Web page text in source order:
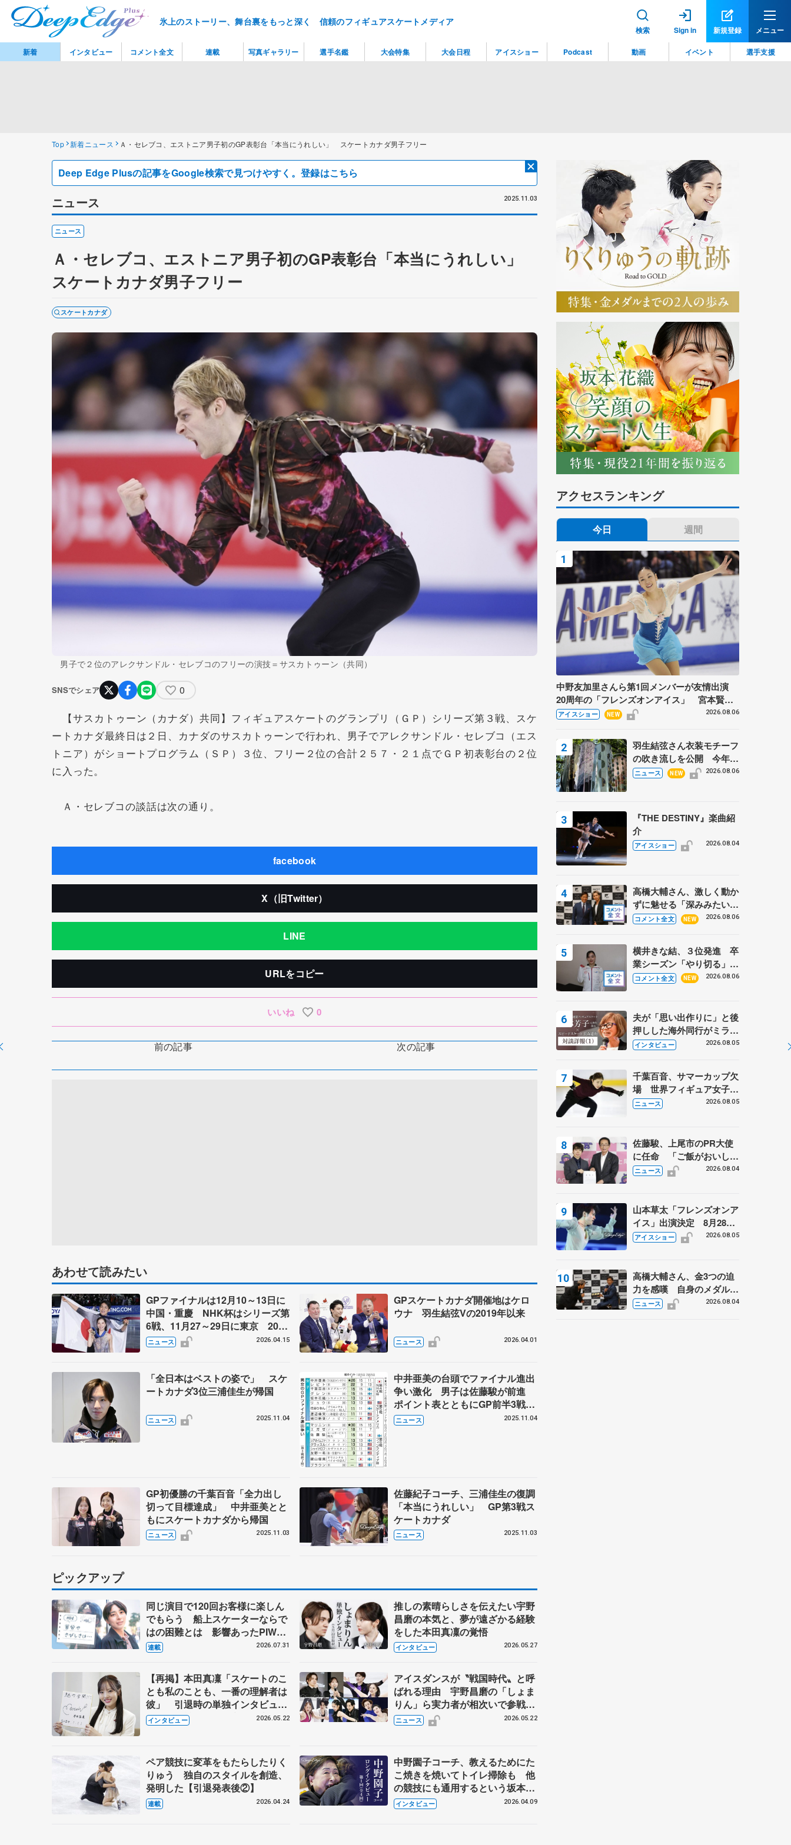
氷上のストーリー、舞台裏をもっと深く 信頼のフィギュアスケートメディア
検索 Sign in 新規登録 メニュー
Top 新着ニュース Ａ・セレブコ、エストニア男子初のGP表彰台「本当にうれしい」 スケートカナダ男子フリー
Deep Edge Plusの記事をGoogle検索で見つけやすく。登録はこちら
ニュース 2025.11.03
ニュース
Ａ・セレブコ、エストニア男子初のGP表彰台「本当にうれしい」
スケートカナダ男子フリー
スケートカナダ
男子で２位のアレクサンドル・セレブコのフリーの演技＝サスカトゥーン（共同）
SNSでシェア 0
【サスカトゥーン（カナダ）共同】フィギュアスケートのグランプリ（ＧＰ）シリーズ第３戦、スケ
ートカナダ最終日は２日、カナダのサスカトゥーンで行われ、男子でアレクサンドル・セレブコ（エス
トニア）がショートプログラム（ＳＰ）３位、フリー２位の合計２５７・２１点でＧＰ初表彰台の２位
に入った。
Ａ・セレブコの談話は次の通り。
facebook
X（旧Twitter）
LINE
URLをコピー
いいね 0
前の記事 次の記事
あわせて読みたい
GPファイナルは12月10～13日に
中国・重慶 NHK杯はシリーズ第
6戦、11月27～29日に東京 2026
～27年シーズン、国際スケート連
盟発表
ニュース 2026.04.15
GPスケートカナダ開催地はケロ
ウナ 羽生結弦Vの2019年以来
ニュース 2026.04.01
「全日本はベストの姿で」 スケ
ートカナダ3位三浦佳生が帰国
ニュース 2025.11.04
中井亜美の台頭でファイナル進出
争い激化 男子は佐藤駿が前進
ポイント表とともにGP前半3戦を
振り返る
ニュース 2025.11.04
GP初優勝の千葉百音「全力出し
切って目標達成」 中井亜美とと
もにスケートカナダから帰国
ニュース 2025.11.03
佐藤紀子コーチ、三浦佳生の復調
「本当にうれしい」 GP第3戦ス
ケートカナダ
ニュース 2025.11.03
ピックアップ
同じ演目で120回お客様に楽しん
でもらう 船上スケーターならで
はの困難とは 影響あったPIW前
キャプテン松永さんの存在
連載 2026.07.31
推しの素晴らしさを伝えたい宇野
昌磨の本気と、夢が遠ざかる経験
をした本田真凜の覚悟
インタビュー 2026.05.27
【再掲】本田真凜「スケートのこ
とも私のことも、一番の理解者は
彼」 引退時の単独インタビュー
で語った競技人生や家族、恋人、
これからの夢…
インタビュー 2026.05.22
アイスダンスが〝戦国時代〟と呼
ばれる理由 宇野昌磨の「しょま
りん」ら実力者が相次いで参戦
国内の競争激化
ニュース 2026.05.22
ペア競技に変革をもたらしたりく
りゅう 独自のスタイルを創造、
発明した【引退発表後②】
連載 2026.04.24
中野園子コーチ、教えるためにた
こ焼きを焼いてトイレ掃除も 他
の競技にも通用するという坂本花
織の筋肉
インタビュー 2026.04.09
アクセスランキング
今日 週間
中野友加里さんら第1回メンバーが友情出演
20周年の「フレンズオンアイス」 宮本賢二
さん、有川梨絵さん、田村岳斗さんも
アイスショー NEW 2026.08.06
羽生結弦さん衣装モチーフ
の吹き流しを公開 今年は
「春よ、来い」、仙台の瑞
ニュース NEW 2026.08.06
『THE DESTINY』楽曲紹
介
アイスショー 2026.08.04
高橋大輔さん、激しく動か
ずに魅せる「深みみたいな
ものは出てきている？」
あい
コメント全文 NEW 2026.08.06
横井きな結、３位発進 卒
業シーズン「やり切る」
【みなとアクルス杯SP】
コメント全文 NEW 2026.08.06
夫が「思い出作りに」と後
押しした海外同行がミラノ
まで… 繁華街のリンクで
に 小林芳子さんが振り返
るスケート人生
インタビュー 2026.08.05
千葉百音、サマーカップ欠
場 世界フィギュア女子2
位
ニュース 2026.08.05
佐藤駿、上尾市のPR大使
に任命 「ご飯がおいし
く、住みやすいのが魅力」
ニュース 2026.08.04
山本草太「フレンズオンア
イス」出演決定 8月28日
（金）2公演のみ 荒川静
アイスショー 2026.08.05
高橋大輔さん、金3つの迫
力を感嘆 自身のメダルは
「どちらに？」 〝リス兄
ニュース 2026.08.04
新着 インタビュー コメント全文 連載 写真ギャラリー 選手名鑑 大会特集 大会日程 アイスショー Podcast 動画 イベント 選手支援